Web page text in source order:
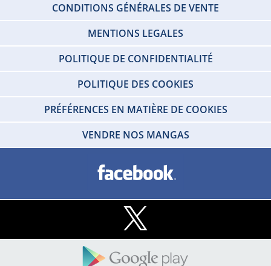
CONDITIONS GÉNÉRALES DE VENTE
MENTIONS LEGALES
POLITIQUE DE CONFIDENTIALITÉ
POLITIQUE DES COOKIES
PRÉFÉRENCES EN MATIÈRE DE COOKIES
VENDRE NOS MANGAS